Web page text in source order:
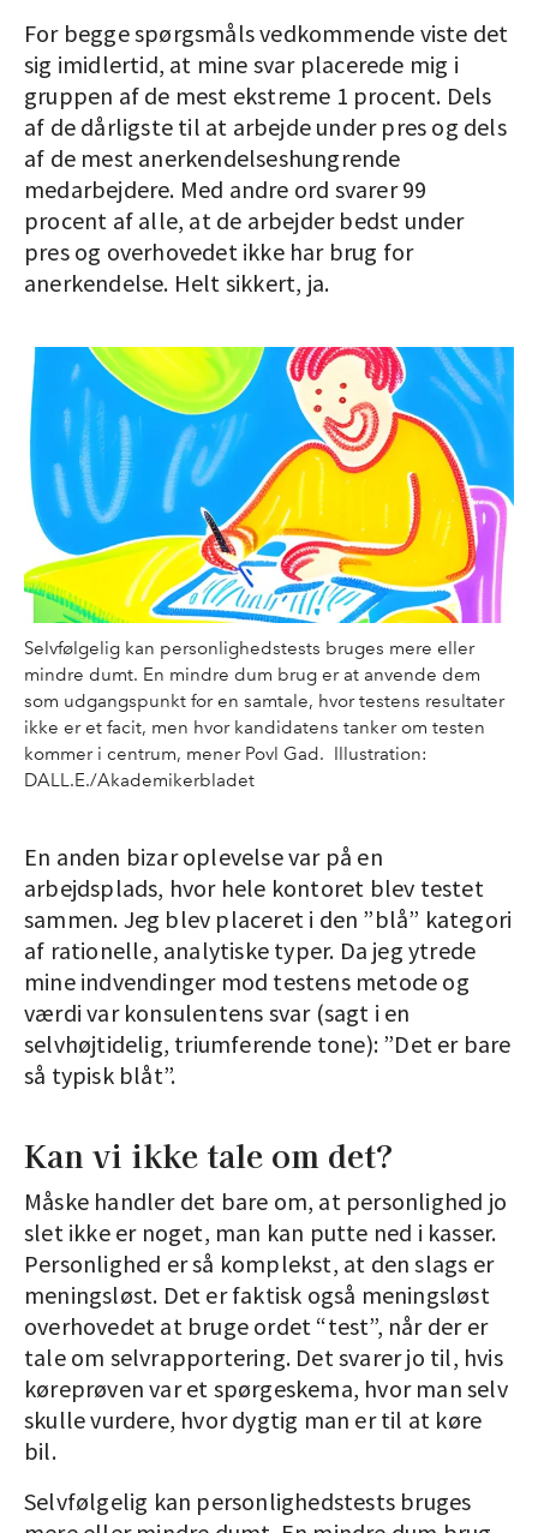
For begge spørgsmåls vedkommende viste det
sig imidlertid, at mine svar placerede mig i
gruppen af de mest ekstreme 1 procent. Dels
af de dårligste til at arbejde under pres og dels
af de mest anerkendelseshungrende
medarbejdere. Med andre ord svarer 99
procent af alle, at de arbejder bedst under
pres og overhovedet ikke har brug for
anerkendelse. Helt sikkert, ja.
Selvfølgelig kan personlighedstests bruges mere eller
mindre dumt. En mindre dum brug er at anvende dem
som udgangspunkt for en samtale, hvor testens resultater
ikke er et facit, men hvor kandidatens tanker om testen
kommer i centrum, mener Povl Gad. Illustration:
DALL.E./Akademikerbladet
En anden bizar oplevelse var på en
arbejdsplads, hvor hele kontoret blev testet
sammen. Jeg blev placeret i den ”blå” kategori
af rationelle, analytiske typer. Da jeg ytrede
mine indvendinger mod testens metode og
værdi var konsulentens svar (sagt i en
selvhøjtidelig, triumferende tone): ”Det er bare
så typisk blåt”.
Kan vi ikke tale om det?
Måske handler det bare om, at personlighed jo
slet ikke er noget, man kan putte ned i kasser.
Personlighed er så komplekst, at den slags er
meningsløst. Det er faktisk også meningsløst
overhovedet at bruge ordet “test”, når der er
tale om selvrapportering. Det svarer jo til, hvis
køreprøven var et spørgeskema, hvor man selv
skulle vurdere, hvor dygtig man er til at køre
bil.
Selvfølgelig kan personlighedstests bruges